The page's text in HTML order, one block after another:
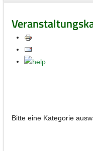
Bitte eine Kategorie